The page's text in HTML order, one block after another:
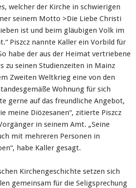
welcher der Kirche in schwierigen
seinem Motto >Die Liebe Christi
ist und beim gläubigen Volk im
Piszcz nannte Kaller ein Vorbild für
habe der aus der Heimat vertriebene
zu seinen Studienzeiten in Mainz
Zweiten Weltkrieg eine von den
Wohnung für sich
gerne auf das freundliche Angebot,
meine Diözesanen“, zitierte Piszcz
in seinem Amt. „Seine
mit mehreren Personen in
habe Kaller gesagt.
Kirchengeschichte setzen sich
gemeinsam für die Seligsprechung